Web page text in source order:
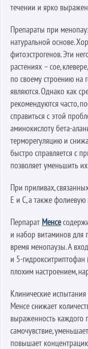
течении и ярко
Препараты при
натуральной основе.
фитоэстрогенов. Эти
растениях – сое,
по своему строению на
являются. Однако как
рекомендуются часто,
справиться с этой
аминокислоту бета-
терморегуляцию и
быстро справляется с
позволяет уменьшить
При приливах,
Е и С, а также фолиевую
Перпарат Менсе
и набор витаминов для
время менопаузы. А
и 5-
плохим настроением,
Клинические
Менсе снижает
выраженность каждого
самочувствие,
повышает